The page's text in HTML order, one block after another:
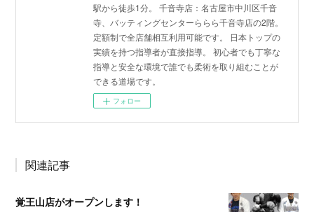
駅から徒歩1分。 千音寺店：名古屋市中川区千音
寺、バッティングセンターららら千音寺店の2階。
定額制で全店舗相互利用可能です。 日本トップの
実績を持つ指導者が直接指導。 初心者でも丁寧な
指導と安全な環境で誰でも柔術を取り組むことが
できる道場です。
フォロー
関連記事
覚王山店がオープンします！